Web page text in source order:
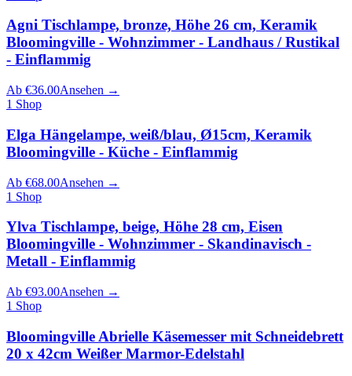
Agni Tischlampe, bronze, Höhe 26 cm, Keramik
Bloomingville - Wohnzimmer - Landhaus / Rustikal
- Einflammig
Ab €36.00Ansehen →
1 Shop
Elga Hängelampe, weiß/blau, Ø15cm, Keramik
Bloomingville - Küche - Einflammig
Ab €68.00Ansehen →
1 Shop
Ylva Tischlampe, beige, Höhe 28 cm, Eisen
Bloomingville - Wohnzimmer - Skandinavisch -
Metall - Einflammig
Ab €93.00Ansehen →
1 Shop
Bloomingville Abrielle Käsemesser mit Schneidebrett
20 x 42cm Weißer Marmor-Edelstahl